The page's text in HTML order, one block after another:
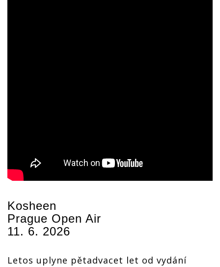
Kosheen
Prague Open Air
11. 6. 2026
Letos uplyne pětadvacet let od vydání